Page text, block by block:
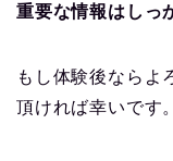
重要な情報はしっ
もし体験後ならよ
頂ければ幸いです。